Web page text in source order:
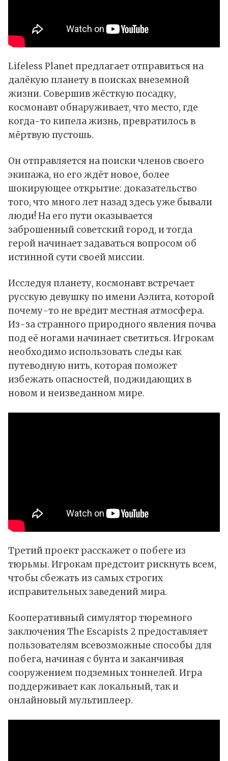
Lifeless Planetпредлагает отправиться на
далёкую планету в поисках внеземной
жизни. Совершив жёсткую посадку,
космонавт обнаруживает, что место, где
когда-то кипела жизнь, превратилось в
мёртвую пустошь.
Он отправляется на поиски членов своего
экипажа, но его ждёт новое, более
шокирующее открытие: доказательство
того, что много лет назад здесь уже бывали
люди! На его пути оказывается
заброшенный советский город, и тогда
герой начинает задаваться вопросом об
истинной сути своей миссии.
Исследуя планету, космонавт встречает
русскую девушку по имени Аэлита, которой
почему-то не вредит местная атмосфера.
Из-за странного природного явления почва
под её ногами начинает светиться. Игрокам
необходимо использовать следы как
путеводную нить, которая поможет
избежать опасностей, поджидающих в
новом и неизведанном мире.
Третий проект расскажет о побеге из
тюрьмы. Игрокам предстоит рискнуть всем,
чтобы сбежать из самых строгих
исправительных заведений мира.
Кооперативный симулятор тюремного
заключения The Escapists 2 предоставляет
пользователям всевозможные способы для
побега, начиная с бунта и заканчивая
сооружением подземных тоннелей. Игра
поддерживает как локальный, так и
онлайновый мультиплеер.